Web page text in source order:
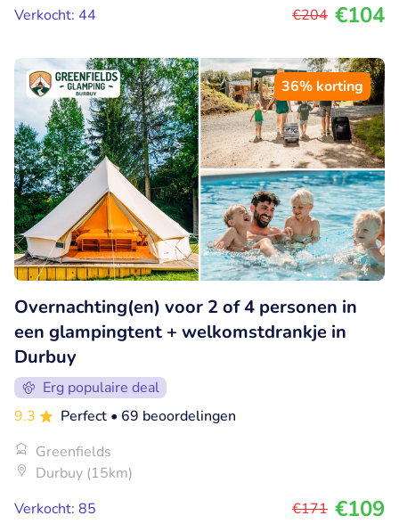
Verkocht: 44
€204 €104
36% korting
Overnachting(en) voor 2 of 4 personen in
een glampingtent + welkomstdrankje in
Durbuy
Erg populaire deal
9.3
Perfect • 69 beoordelingen
Greenfields
Durbuy (15km)
Verkocht: 85
€171 €109